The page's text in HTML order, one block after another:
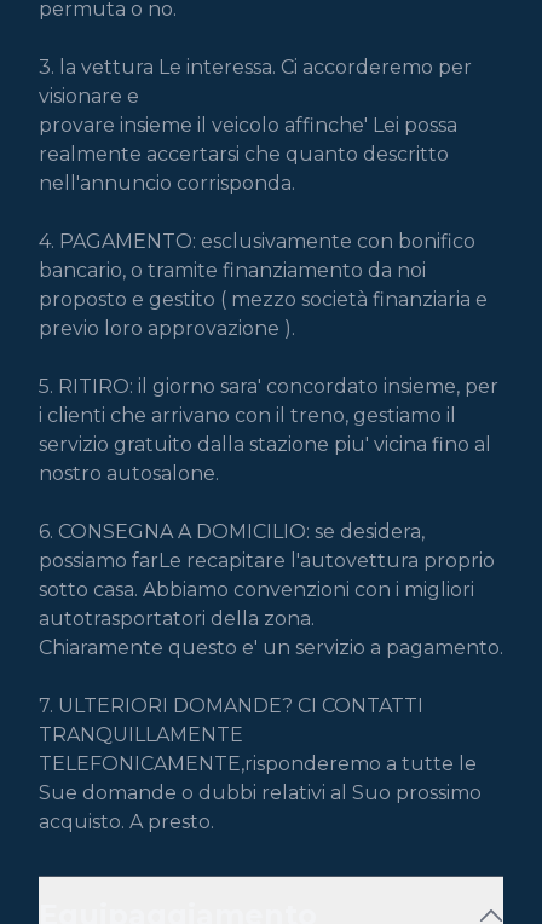
permuta o no.
3. la vettura Le interessa. Ci accorderemo per
visionare e
provare insieme il veicolo affinche' Lei possa
realmente accertarsi che quanto descritto
nell'annuncio corrisponda.
4. PAGAMENTO: esclusivamente con bonifico
bancario, o tramite finanziamento da noi
proposto e gestito ( mezzo società finanziaria e
previo loro approvazione ).
5. RITIRO: il giorno sara' concordato insieme, per
i clienti che arrivano con il treno, gestiamo il
servizio gratuito dalla stazione piu' vicina fino al
nostro autosalone.
6. CONSEGNA A DOMICILIO: se desidera,
possiamo farLe recapitare l'autovettura proprio
sotto casa. Abbiamo convenzioni con i migliori
autotrasportatori della zona.
Chiaramente questo e' un servizio a pagamento.
7. ULTERIORI DOMANDE? CI CONTATTI
TRANQUILLAMENTE
TELEFONICAMENTE,risponderemo a tutte le
Sue domande o dubbi relativi al Suo prossimo
acquisto. A presto.